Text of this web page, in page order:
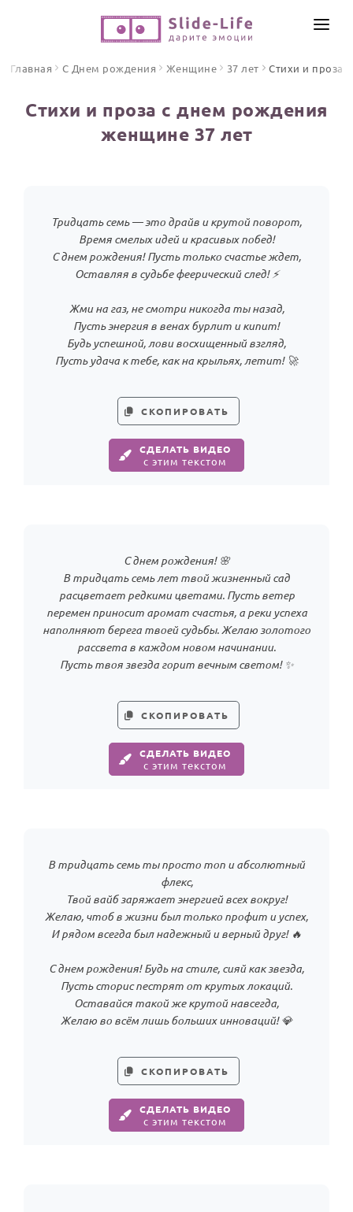
ПО ФОРМАТУ
Стихи и тексты
ПРАЗДНИКИ
Юбилей
Свадьба
Календарь праздников
Детям
Все родственники
ПЕРСОНАЛЬНЫЕ
Пожелания
ИНСТРУМЕНТЫ
ОТЗЫВЫ
Главная С Днем рождения Женщине 37 лет Стихи и проза
Стихи и проза с днем рождения
женщине 37 лет
Тридцать семь — это драйв и крутой поворот,
Время смелых идей и красивых побед!
С днем рождения! Пусть только счастье ждет,
Оставляя в судьбе феерический след! ⚡️
Жми на газ, не смотри никогда ты назад,
Пусть энергия в венах бурлит и кипит!
Будь успешной, лови восхищенный взгляд,
Пусть удача к тебе, как на крыльях, летит! 🚀
СКОПИРОВАТЬ
СДЕЛАТЬ ВИДЕО
с этим текстом
С днем рождения! 🌸
В тридцать семь лет твой жизненный сад
расцветает редкими цветами. Пусть ветер
перемен приносит аромат счастья, а реки успеха
наполняют берега твоей судьбы. Желаю золотого
рассвета в каждом новом начинании.
Пусть твоя звезда горит вечным светом! ✨
СКОПИРОВАТЬ
СДЕЛАТЬ ВИДЕО
с этим текстом
В тридцать семь ты просто топ и абсолютный
флекс,
Твой вайб заряжает энергией всех вокруг!
Желаю, чтоб в жизни был только профит и успех,
И рядом всегда был надежный и верный друг! 🔥
С днем рождения! Будь на стиле, сияй как звезда,
Пусть сторис пестрят от крутых локаций.
Оставайся такой же крутой навсегда,
Желаю во всём лишь больших инноваций! 💎
СКОПИРОВАТЬ
СДЕЛАТЬ ВИДЕО
с этим текстом